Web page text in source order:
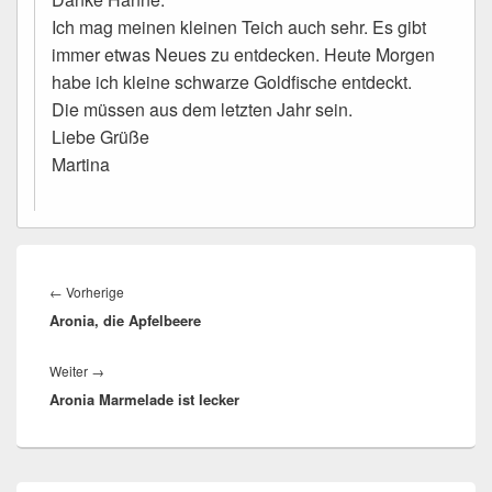
Ich mag meinen kleinen Teich auch sehr. Es gibt
immer etwas Neues zu entdecken. Heute Morgen
habe ich kleine schwarze Goldfische entdeckt.
Die müssen aus dem letzten Jahr sein.
Liebe Grüße
Martina
← Vorherige
Beitrag:
Aronia, die Apfelbeere
Weiter →
Beitrag:
Aronia Marmelade ist lecker